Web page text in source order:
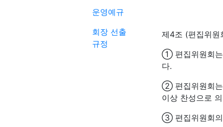
운영예규
회장 선출
규정
제4조 (편집위원
① 편집위원회는
다.
② 편집위원회는
이상 찬성으로
③ 편집위원회의